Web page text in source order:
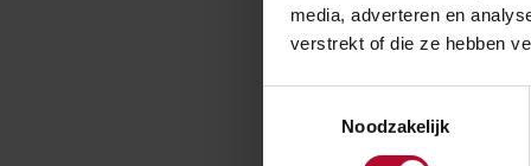
media, adverteren en
verstrekt of die ze hebben
Noodzakelijk
uiteraard.
Dat is
weer zoals
Reisplanner van